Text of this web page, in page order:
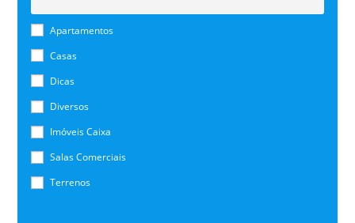
Apartamentos
Casas
Dicas
Diversos
Imóveis Caixa
Salas Comerciais
Terrenos